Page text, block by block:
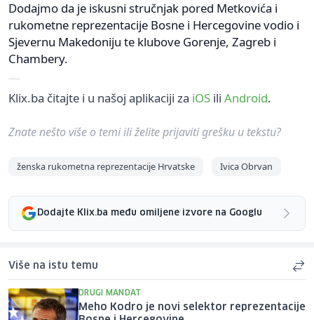
Dodajmo da je iskusni stručnjak pored Metkovića i
rukometne reprezentacije Bosne i Hercegovine vodio i
Sjevernu Makedoniju te klubove Gorenje, Zagreb i
Chambery.
Klix.ba čitajte i u našoj aplikaciji za iOS ili Android.
Znate nešto više o temi ili želite prijaviti grešku u tekstu?
ženska rukometna reprezentacije Hrvatske Ivica Obrvan
Dodajte Klix.ba među omiljene izvore na Googlu
Više na istu temu
DRUGI MANDAT
Meho Kodro je novi selektor reprezentacije